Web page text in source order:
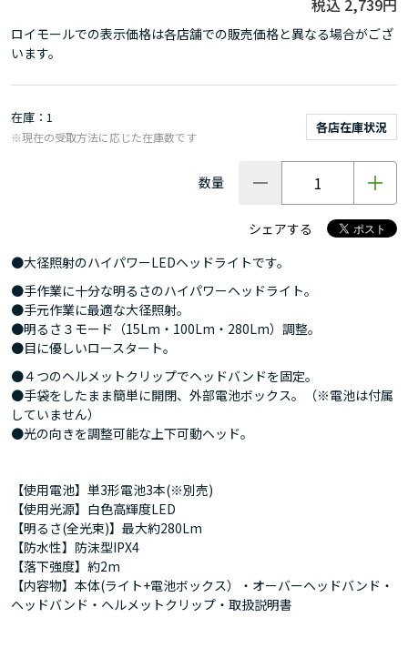
ロイモールでの表示価格は各店舗での販売価格と異なる場合がござ
います。
在庫 1
各店在庫状況
※現在の受取方法に応じた在庫数です
数量
シェアする
●大径照射のハイパワーLEDヘッドライトです。
●手作業に十分な明るさのハイパワーヘッドライト。
●手元作業に最適な大径照射。
●明るさ３モード（15Lm・100Lm・280Lm）調整。
●目に優しいロースタート。
●４つのヘルメットクリップでヘッドバンドを固定。
●手袋をしたまま簡単に開閉、外部電池ボックス。（※電池は付属
していません）
●光の向きを調整可能な上下可動ヘッド。
【使用電池】単3形電池3本(※別売)
【使用光源】白色高輝度LED
【明るさ(全光束)】最大約280Lm
【防水性】防沫型IPX4
【落下強度】約2m
【内容物】本体(ライト+電池ボックス）・オーバーヘッドバンド・
ヘッドバンド・ヘルメットクリップ・取扱説明書